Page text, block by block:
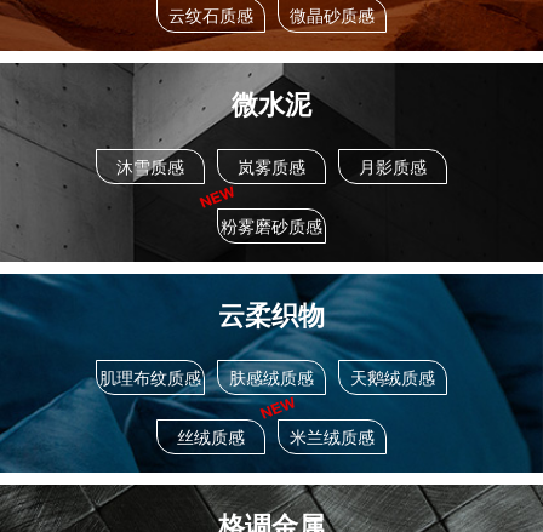
云纹石质感 微晶砂质感
微水泥
沐雪质感 岚雾质感 月影质感
粉雾磨砂质感
云柔织物
肌理布纹质感 肤感绒质感 天鹅绒质感
丝绒质感 米兰绒质感